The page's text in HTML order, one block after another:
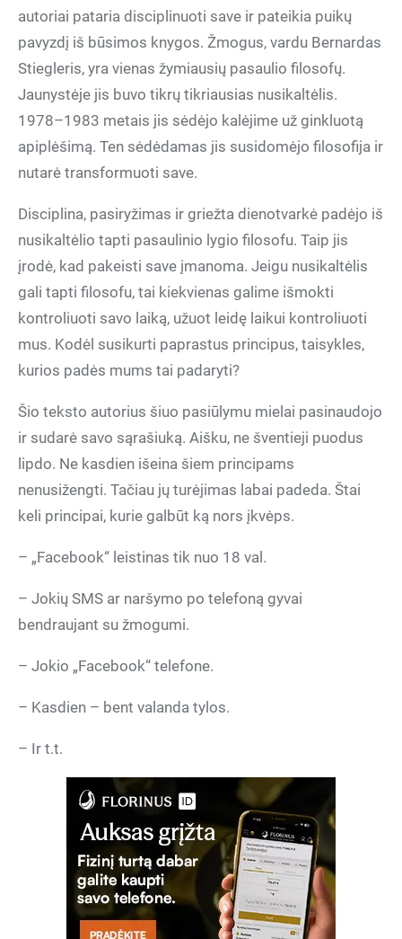
autoriai pataria disciplinuoti save ir pateikia puikų
pavyzdį iš būsimos knygos. Žmogus, vardu Bernardas
Stiegleris, yra vienas žymiausių pasaulio filosofų.
Jaunystėje jis buvo tikrų tikriausias nusikaltėlis.
1978–1983 metais jis sėdėjo kalėjime už ginkluotą
apiplėšimą. Ten sėdėdamas jis susidomėjo filosofija ir
nutarė transformuoti save.
Disciplina, pasiryžimas ir griežta dienotvarkė padėjo iš
nusikaltėlio tapti pasaulinio lygio filosofu. Taip jis
įrodė, kad pakeisti save įmanoma. Jeigu nusikaltėlis
gali tapti filosofu, tai kiekvienas galime išmokti
kontroliuoti savo laiką, užuot leidę laikui kontroliuoti
mus. Kodėl susikurti paprastus principus, taisykles,
kurios padės mums tai padaryti?
Šio teksto autorius šiuo pasiūlymu mielai pasinaudojo
ir sudarė savo sąrašiuką. Aišku, ne šventieji puodus
lipdo. Ne kasdien išeina šiem principams
nenusižengti. Tačiau jų turėjimas labai padeda. Štai
keli principai, kurie galbūt ką nors įkvėps.
– „Facebook“ leistinas tik nuo 18 val.
– Jokių SMS ar naršymo po telefoną gyvai
bendraujant su žmogumi.
– Jokio „Facebook“ telefone.
– Kasdien – bent valanda tylos.
– Ir t.t.